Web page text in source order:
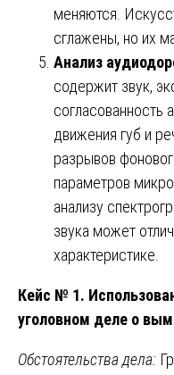
меняются.
сглажены, но их
Анализ
содержит звук,
согласованность
движения губ и
разрывов
параметров
анализу
звука может
характеристике.
Кейс № 1.
уголовном деле о
Обстоятельства дела: